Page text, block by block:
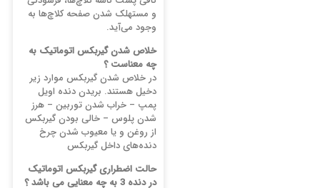
و مستهلک شدن صفحه کلاچ‌ها به
وجود می‌آید.
خلاص شدن گیربکس اتوماتیک به
چه معناست ؟
در خلاص شدن گیربکس موارد زیر
دخیل هستند. بریدن دنده اویل
پمپ – خراب شدن توربین – هرز
شدن پلوس – خالی بودن گیربکس
از روغن و یا معیوب شدن چرخ
دنده‌های داخل گیربکس
حالت اضطراری گیربکس اتوماتیک